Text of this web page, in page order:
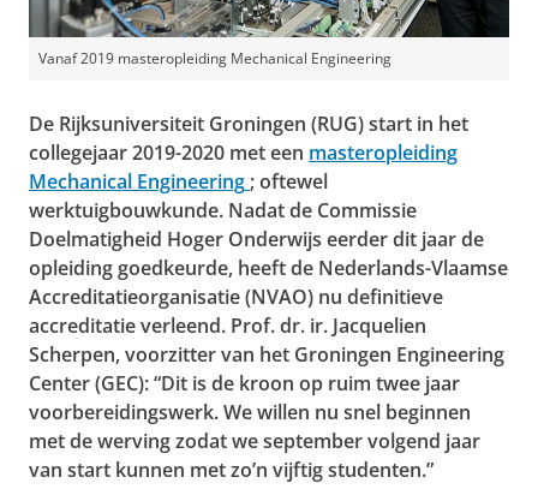
​Vanaf 2019 masteropleiding Mechanical Engineering
De Rijksuniversiteit Groningen (RUG) start in het
collegejaar 2019-2020 met een masteropleiding
Mechanical Engineering ; oftewel
werktuigbouwkunde. Nadat de Commissie
Doelmatigheid Hoger Onderwijs eerder dit jaar de
opleiding goedkeurde, heeft de Nederlands-Vlaamse
Accreditatieorganisatie (NVAO) nu definitieve
accreditatie verleend. Prof. dr. ir. Jacquelien
Scherpen, voorzitter van het Groningen Engineering
Center (GEC): “Dit is de kroon op ruim twee jaar
voorbereidingswerk. We willen nu snel beginnen
met de werving zodat we september volgend jaar
van start kunnen met zo’n vijftig studenten.”